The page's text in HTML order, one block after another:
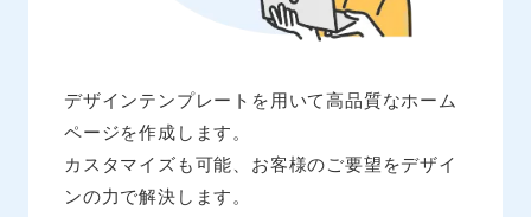
デザインテンプレートを用いて高品質なホーム
ページを作成します。
カスタマイズも可能、お客様のご要望をデザイ
ンの力で解決します。